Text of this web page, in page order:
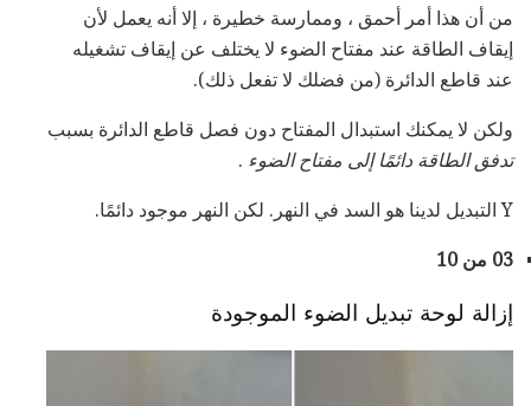
من أن هذا أمر أحمق ، وممارسة خطيرة ، إلا أنه يعمل لأن
إيقاف الطاقة عند مفتاح الضوء لا يختلف عن إيقاف تشغيله
عند قاطع الدائرة (من فضلك لا تفعل ذلك).
ولكن لا يمكنك استبدال المفتاح دون فصل قاطع الدائرة بسبب
تدفق الطاقة دائمًا إلى مفتاح الضوء .
Y التبديل لدينا هو السد في النهر. لكن النهر موجود دائمًا.
03 من 10
إزالة لوحة تبديل الضوء الموجودة